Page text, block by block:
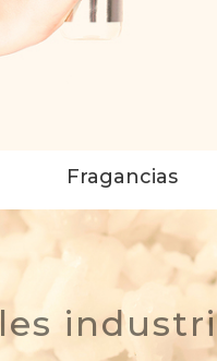
Fragancias